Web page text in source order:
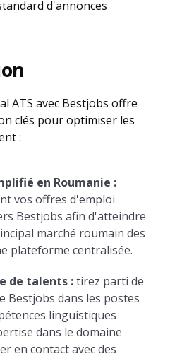
d'annonces
ATS avec Bestjobs offre
clés pour optimiser les
:
en Roumanie :
vos offres d'emploi
Bestjobs afin d'atteindre
marché roumain des
plateforme centralisée.
de talents :tirez parti de
Bestjobs dans les postes
linguistiques
dans le domaine
en contact avec des